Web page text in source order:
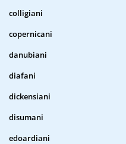
colligiani
copernicani
danubiani
diafani
dickensiani
disumani
edoardiani